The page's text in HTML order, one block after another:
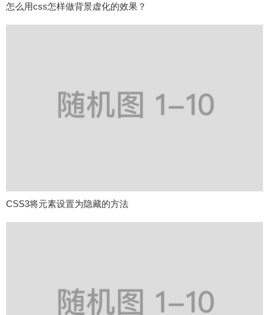
怎么用css怎样做背景虚化的效果？
CSS3将元素设置为隐藏的方法